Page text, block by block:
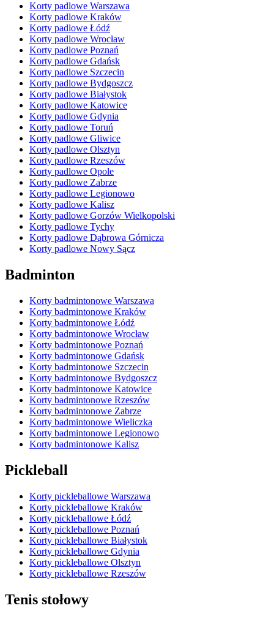
Korty padlowe Warszawa
Korty padlowe Kraków
Korty padlowe Łódź
Korty padlowe Wrocław
Korty padlowe Poznań
Korty padlowe Gdańsk
Korty padlowe Szczecin
Korty padlowe Bydgoszcz
Korty padlowe Białystok
Korty padlowe Katowice
Korty padlowe Gdynia
Korty padlowe Toruń
Korty padlowe Gliwice
Korty padlowe Olsztyn
Korty padlowe Rzeszów
Korty padlowe Opole
Korty padlowe Zabrze
Korty padlowe Legionowo
Korty padlowe Kalisz
Korty padlowe Gorzów Wielkopolski
Korty padlowe Tychy
Korty padlowe Dąbrowa Górnicza
Korty padlowe Nowy Sącz
Badminton
Korty badmintonowe Warszawa
Korty badmintonowe Kraków
Korty badmintonowe Łódź
Korty badmintonowe Wrocław
Korty badmintonowe Poznań
Korty badmintonowe Gdańsk
Korty badmintonowe Szczecin
Korty badmintonowe Bydgoszcz
Korty badmintonowe Katowice
Korty badmintonowe Rzeszów
Korty badmintonowe Zabrze
Korty badmintonowe Wieliczka
Korty badmintonowe Legionowo
Korty badmintonowe Kalisz
Pickleball
Korty pickleballowe Warszawa
Korty pickleballowe Kraków
Korty pickleballowe Łódź
Korty pickleballowe Poznań
Korty pickleballowe Białystok
Korty pickleballowe Gdynia
Korty pickleballowe Olsztyn
Korty pickleballowe Rzeszów
Tenis stołowy